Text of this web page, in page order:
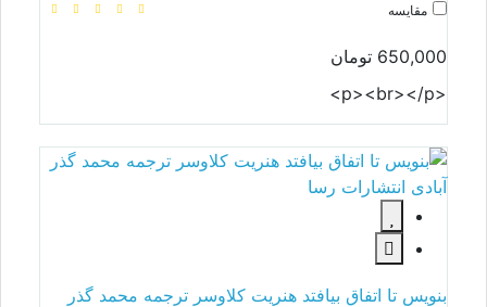
مقایسه
650,000 تومان
بنویس تا اتفاق بیافتد هنریت کلاوسر ترجمه محمد گذر